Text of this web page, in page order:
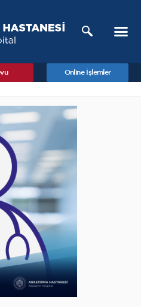
Online İşlemler